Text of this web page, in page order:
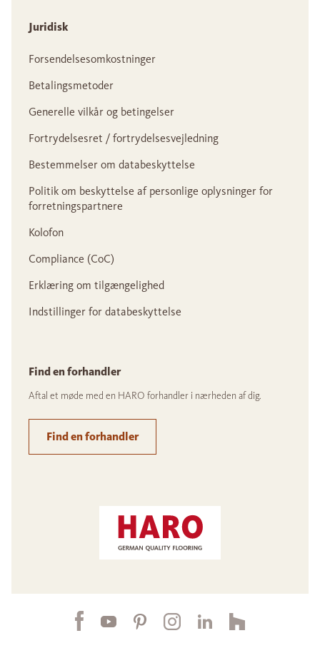
Juridisk
Forsendelsesomkostninger
Betalingsmetoder
Generelle vilkår og betingelser
Fortrydelsesret / fortrydelsesvejledning
Bestemmelser om databeskyttelse
Politik om beskyttelse af personlige oplysninger for
forretningspartnere
Kolofon
Compliance (CoC)
Erklæring om tilgængelighed
Indstillinger for databeskyttelse
Find en forhandler
Aftal et møde med en HARO forhandler i nærheden af dig.
Find en forhandler